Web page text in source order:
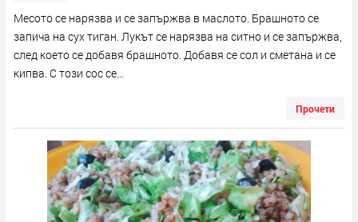
Месото се нарязва и се запържва в маслото. Брашното се
запича на сух тиган. Лукът се нарязва на ситно и се запържва,
след което се добавя брашното. Добавя се сол и сметана и се
кипва. С този сос се...
Прочети